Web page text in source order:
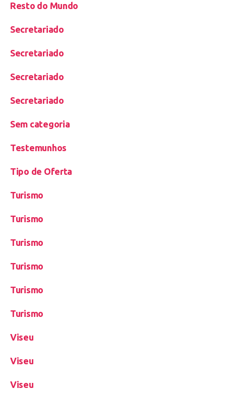
Resto do Mundo
Secretariado
Secretariado
Secretariado
Secretariado
Sem categoria
Testemunhos
Tipo de Oferta
Turismo
Turismo
Turismo
Turismo
Turismo
Turismo
Viseu
Viseu
Viseu